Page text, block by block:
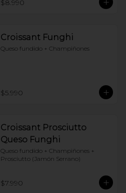
$8.990
Croissant Funghi
Queso fundido + Champiñones
$5.990
Croissant Prosciutto
Queso Funghi
Queso fundido + Champiñones +
Prosciutto (Jamón Serrano)
$7.990